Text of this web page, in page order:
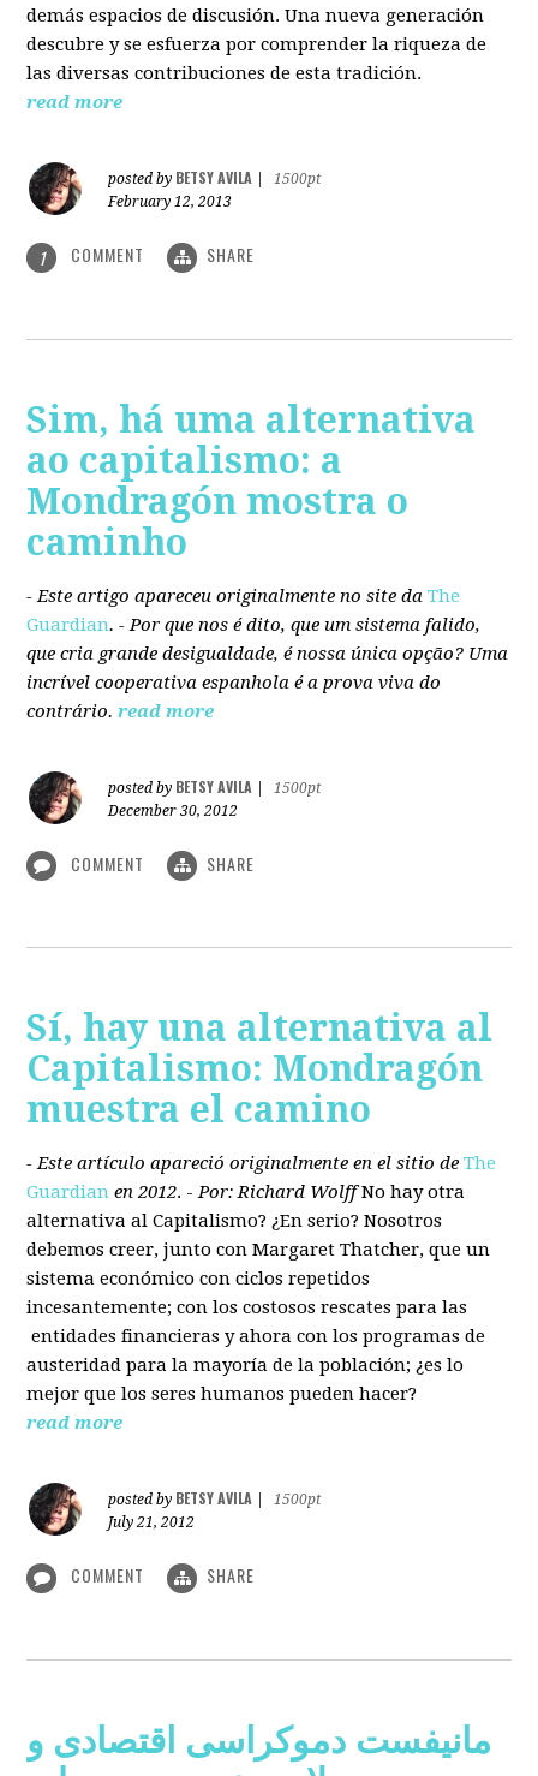
demás espacios de discusión. Una nueva generación
descubre y se esfuerza por comprender la riqueza de
las diversas contribuciones de esta tradición.
read more
posted by BETSY AVILA
1500pt
February 12, 2013
1 COMMENT SHARE
Sim, há uma alternativa
ao capitalismo: a
Mondragón mostra o
caminho
- Este artigo apareceu originalmente no site daThe
Guardian. - Por que nos é dito, que um sistema falido,
que cria grande desigualdade, é nossa única opção? Uma
incrível cooperativa espanhola é a prova viva do
contrário. read more
posted by BETSY AVILA
1500pt
December 30, 2012
COMMENT SHARE
Sí, hay una alternativa al
Capitalismo: Mondragón
muestra el camino
- Este artículo apareció originalmente en el sitio deThe
Guardian en 2012. - Por: Richard Wolff No hay otra
alternativa al Capitalismo? ¿En serio? Nosotros
debemos creer, junto con Margaret Thatcher, que un
sistema económico con ciclos repetidos
incesantemente; con los costosos rescates para las
entidades financieras y ahora con los programas de
austeridad para la mayoría de la población; ¿es lo
mejor que los seres humanos pueden hacer?
read more
posted by BETSY AVILA
1500pt
July 21, 2012
COMMENT SHARE
مانیفست دموکراسی اقتصادی و